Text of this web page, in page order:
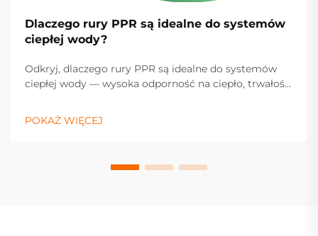
Dlaczego rury PPR są idealne do systemów
ciepłej wody?
Odkryj, dlaczego rury PPR są idealne do systemów
ciepłej wody — wysoka odporność na ciepło, trwałość
niezawodną pracę. Dowiedz się więcej.
POKAŻ WIĘCEJ